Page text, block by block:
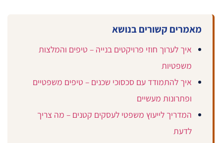
מאמרים קשורים בנושא
איך לערוך חוזי פרויקטים בנייה – טיפים והמלצות
משפטיות
איך להתמודד עם סכסוכי שכנים – טיפים משפטיים
ופתרונות מעשיים
המדריך לייעוץ משפטי לעסקים קטנים – מה צריך
לדעת